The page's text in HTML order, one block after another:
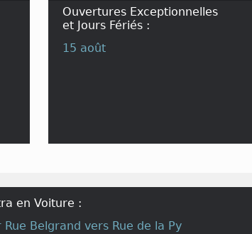
Ouvertures Exceptionnelles
et Jours Fériés :
15 août
en Voiture :
Belgrand vers Rue de la Py